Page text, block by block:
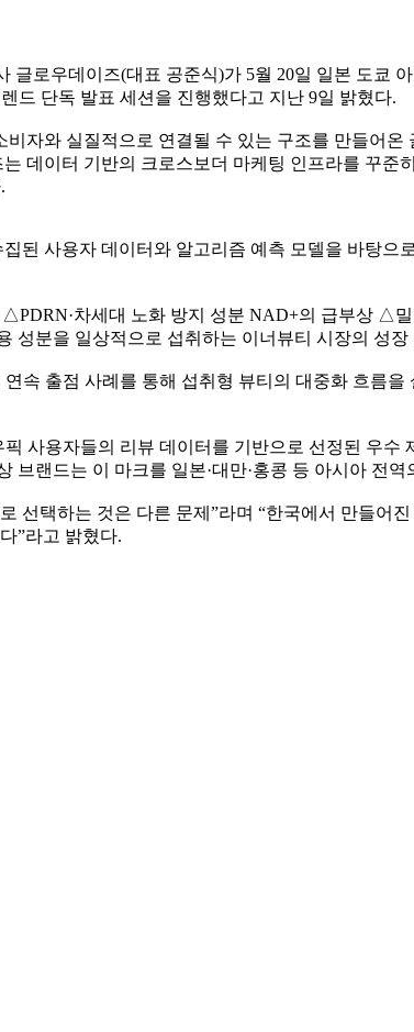
로우데이즈(대표 공준식)가 5월 20일 일본 도쿄
드 단독 발표 세션을 진행했다고 지난 9일 밝혔다.
자와 실질적으로 연결될 수 있는 구조를 만들어
이터 기반의 크로스보더 마케팅 인프라를 꾸준
집된 사용자 데이터와 알고리즘 예측 모델을 바탕
차세대 노화 방지 성분 NAD+의 급부상 △
분을 일상적으로 섭취하는 이너뷰티 시장의 성장
속 출점 사례를 통해 섭취형 뷰티의 대중화 흐름
사용자들의 리뷰 데이터를 기반으로 선정된 우
랜드는 이 마크를 일본·대만·홍콩 등 아시아 전
선택하는 것은 다른 문제”라며 “한국에서 만들어
”라고 밝혔다.